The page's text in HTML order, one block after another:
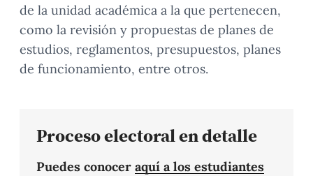
de la unidad académica a la que pertenecen,
como la revisión y propuestas de planes de
estudios, reglamentos, presupuestos, planes
de funcionamiento, entre otros.
Proceso electoral en detalle
Puedes conocer aquí a los estudiantes